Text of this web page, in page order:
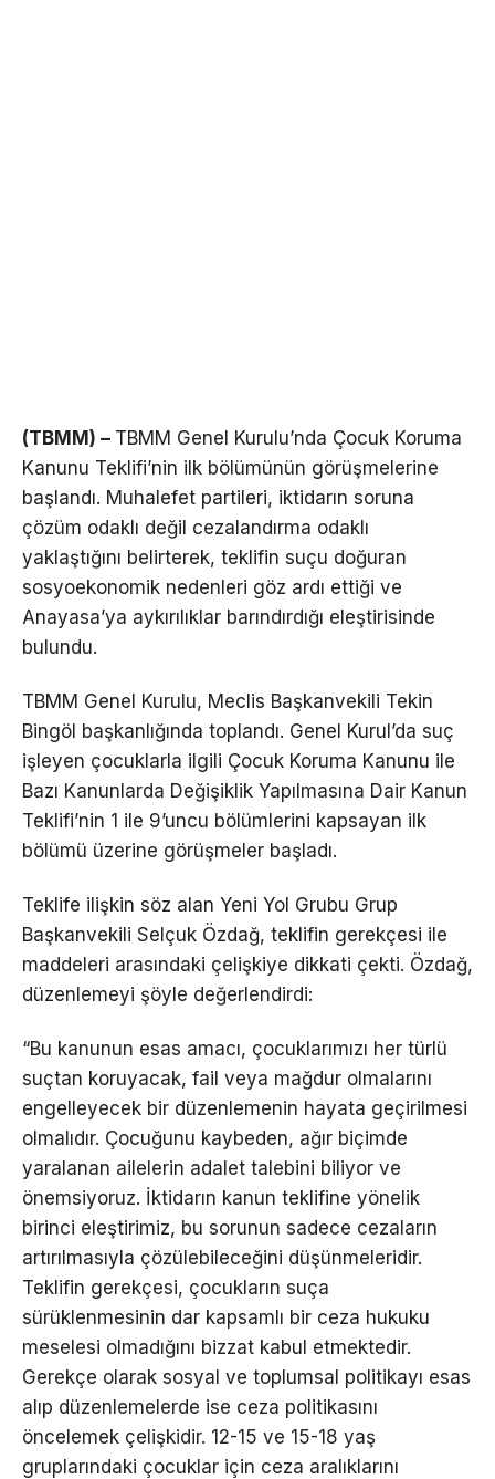
(TBMM) – TBMM Genel Kurulu’nda Çocuk Koruma
Kanunu Teklifi’nin ilk bölümünün görüşmelerine
başlandı. Muhalefet partileri, iktidarın soruna
çözüm odaklı değil cezalandırma odaklı
yaklaştığını belirterek, teklifin suçu doğuran
sosyoekonomik nedenleri göz ardı ettiği ve
Anayasa’ya aykırılıklar barındırdığı eleştirisinde
bulundu.
TBMM Genel Kurulu, Meclis Başkanvekili Tekin
Bingöl başkanlığında toplandı. Genel Kurul’da suç
işleyen çocuklarla ilgili Çocuk Koruma Kanunu ile
Bazı Kanunlarda Değişiklik Yapılmasına Dair Kanun
Teklifi’nin 1 ile 9’uncu bölümlerini kapsayan ilk
bölümü üzerine görüşmeler başladı.
Teklife ilişkin söz alan Yeni Yol Grubu Grup
Başkanvekili Selçuk Özdağ, teklifin gerekçesi ile
maddeleri arasındaki çelişkiye dikkati çekti. Özdağ,
düzenlemeyi şöyle değerlendirdi:
“Bu kanunun esas amacı, çocuklarımızı her türlü
suçtan koruyacak, fail veya mağdur olmalarını
engelleyecek bir düzenlemenin hayata geçirilmesi
olmalıdır. Çocuğunu kaybeden, ağır biçimde
yaralanan ailelerin adalet talebini biliyor ve
önemsiyoruz. İktidarın kanun teklifine yönelik
birinci eleştirimiz, bu sorunun sadece cezaların
artırılmasıyla çözülebileceğini düşünmeleridir.
Teklifin gerekçesi, çocukların suça
sürüklenmesinin dar kapsamlı bir ceza hukuku
meselesi olmadığını bizzat kabul etmektedir.
Gerekçe olarak sosyal ve toplumsal politikayı esas
alıp düzenlemelerde ise ceza politikasını
öncelemek çelişkidir. 12-15 ve 15-18 yaş
gruplarındaki çocuklar için ceza aralıklarını